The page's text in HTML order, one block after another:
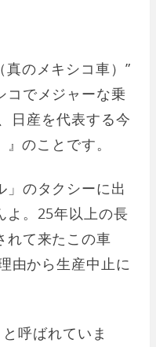
のメキシコ車）”
コでメジャーな乗
日産を代表する今
のことです。
」のタクシーに出
よ。25年以上の長
れて来たこの車
由から生産中止に
と呼ばれていま